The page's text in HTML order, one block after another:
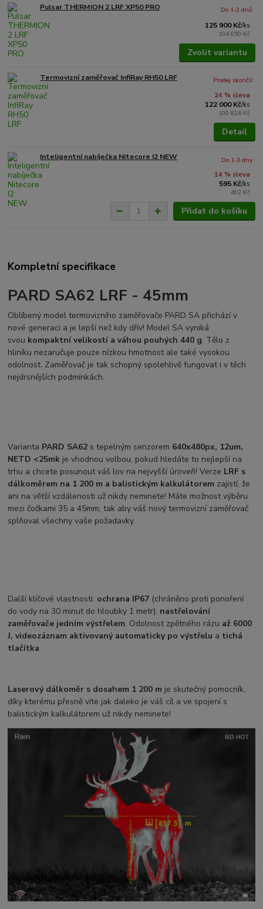
Pulsar THERMION 2 LRF XP50 PRO
125 900 Kč/ks
104 050 Kč
Do 1-2 dnů
Zvolit variantu
Termovizní zaměřovač InfiRay RH50 LRF
24 % sleva
122 000 Kč/ks
100 826 Kč
Prodej skončil
Detail
Inteligentní nabíječka Nitecore I2 NEW
14 % sleva
595 Kč/ks
492 Kč
Do 1-3 dny
Přidat do košíku
Kompletní specifikace
PARD SA62 LRF - 45mm
Oblíbený model termovizního zaměřovače PARD SA přichází v
nové generaci a je lepší než kdy dřív! Model SA vyniká
svou kompaktní velikostí a váhou pouhých 440 g. Tělo z
hliníku nezaručuje pouze nízkou hmotnost ale také vysokou
odolnost. Zaměřovač je tak schopný spolehlivě fungovat i v těch
nejdrsnějších podmínkách.
Varianta PARD SA62 s tepelným senzorem 640x480px, 12um,
NETD <25mk je vhodnou volbou, pokud hledáte to nejlepší na
trhu a chcete posunout váš lov na nejvyšší úroveň! Verze LRF s
dálkoměrem na 1 200 m a balistickým kalkulátorem zajistí, že
ani na větší vzdálenosti už nikdy neminete! Máte možnost výběru
mezi čočkami 35 a 45mm, tak aby váš nový termovizní zaměřovač
splňoval všechny vaše požadavky.
Další klíčové vlastnosti: ochrana IP67 (chráněno proti ponoření
do vody na 30 minut do hloubky 1 metr), nastřelování
zaměřovače jedním výstřelem. Odolnost zpětného rázu až 6000
J, videozáznam aktivovaný automaticky po výstřelu a tichá
tlačítka
Laserový dálkoměr s dosahem 1 200 m je skutečný pomocník,
díky kterému přesně víte jak daleko je váš cíl a ve spojení s
balistickým kalkulátorem už nikdy neminete!